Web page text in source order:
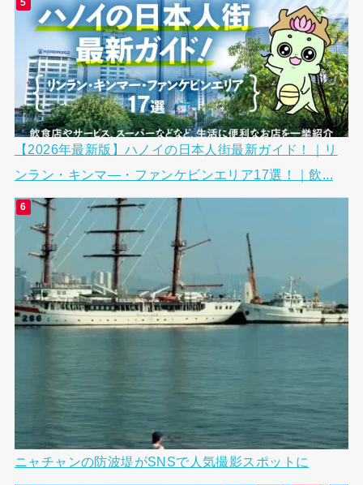
【2026年最新版】ハノイの日本人街最新ガイド！｜リ
ンラン・キンマ―・ファンケビンエリア17選！｜飲...
ニャチャンの防波堤がSNSで人気撮影スポットに